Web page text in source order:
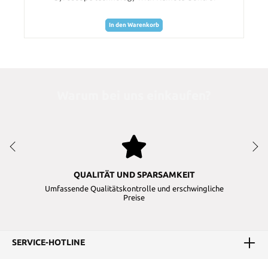
In den Warenkorb
QUALITÄT UND SPARSAMKEIT
Umfassende Qualitätskontrolle und erschwingliche
Preise
SERVICE-HOTLINE